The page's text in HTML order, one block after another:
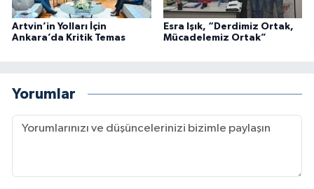
Artvin’in Yolları İçin
Ankara’da Kritik Temas
Esra Işık, “Derdimiz Ortak,
Mücadelemiz Ortak”
Yorumlar